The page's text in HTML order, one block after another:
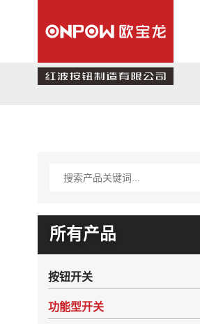
新闻中心
联系我们
所有产品
按钮开关
功能型开关